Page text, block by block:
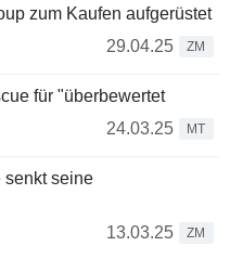
zum Kaufen aufgerüstet
29.04.25
ZM
für "überbewertet
24.03.25
MT
senkt seine
13.03.25
ZM